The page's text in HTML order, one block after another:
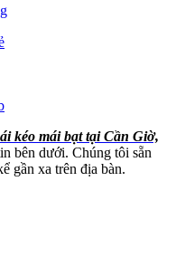
kéo mái bạt tại Cần Giờ,
bên dưới. Chúng tôi sẵn
gần xa trên địa bàn.